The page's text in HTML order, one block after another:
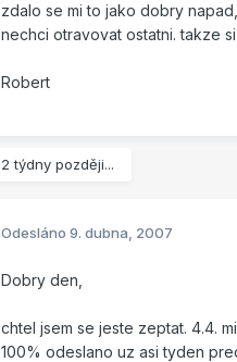
zdalo se mi to jako dobry
nechci otravovat ostatni. takze
Robert
2 týdny později...
Odesláno 9. dubna, 2007
Dobry den,
chtel jsem se jeste zeptat. 4.4.
100% odeslano uz asi tyden